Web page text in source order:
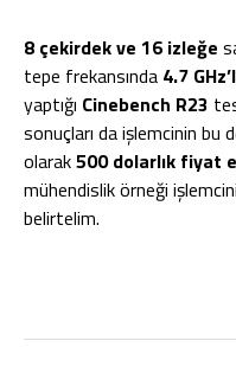
8 çekirdek ve 16 izleğe
tepe frekansında 4.7
yaptığı Cinebench R23
sonuçları da işlemcinin bu
olarak500 dolarlık fiyat
mühendislik örneği
belirtelim.